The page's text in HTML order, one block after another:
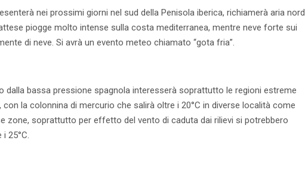
nei prossimi giorni nel sud della Penisola iberica, richiamerà aria nord
piogge molto intense sulla costa mediterranea, mentre neve forte sui
di neve. Si avrà un evento meteo chiamato “gota fria”.
dalla bassa pressione spagnola interesserà soprattutto le regioni estreme
con la colonnina di mercurio che salirà oltre i 20°C in diverse località come
zone, soprattutto per effetto del vento di caduta dai rilievi si potrebbero
25°C.